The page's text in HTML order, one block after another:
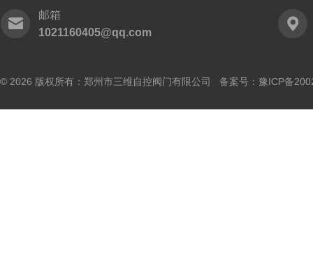
邮箱
1021160405@qq.com
© 2026 版权所有：郑州市三维自控阀门有限公司 备案号： 豫ICP备